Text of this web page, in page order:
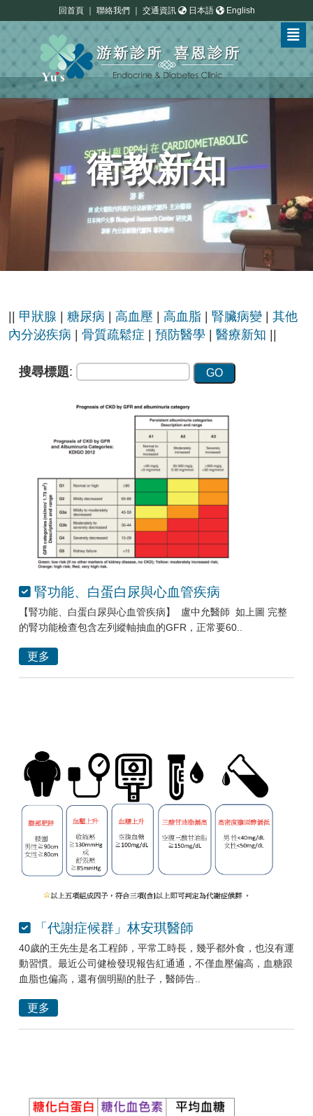
回首頁｜ 聯絡我們 交通資訊 日本語 English
衛教新知
甲狀腺 糖尿病 高血壓 高血脂 腎臟病變
其他
內分泌疾病
骨質疏鬆症 預防醫學 醫療新知
搜尋標題:
腎功能、白蛋白尿與心血管疾病
【腎功能、白蛋白尿與心血管疾病】 盧中允醫師 如上圖 完整
的腎功能檢查包含左列縱軸抽血的GFR，正常要60..
更多
「代謝症候群」林安琪醫師
40歲的王先生是名工程師，平常工時長，幾乎都外食，也沒有運
動習慣。最近公司健檢發現報告紅通通，不僅血壓偏高，血糖跟
血脂也偏高，還有個明顯的肚子，醫師告..
更多